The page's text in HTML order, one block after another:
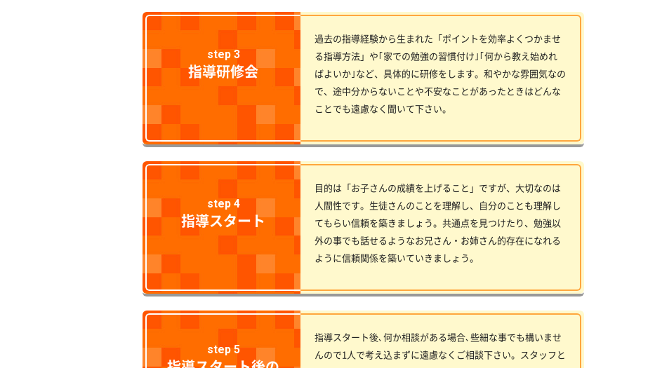
step 3
指導研修会
過去の指導経験から生まれた「ポイントを効率よくつかませ
る指導方法」や｢家での勉強の習慣付け｣｢何から教え始めれ
ばよいか｣など、具体的に研修をします。和やかな雰囲気なの
で、途中分からないことや不安なことがあったときはどんな
ことでも遠慮なく聞いて下さい。
step 4
指導スタート
目的は「お子さんの成績を上げること」ですが、大切なのは
人間性です。生徒さんのことを理解し、自分のことも理解し
てもらい信頼を築きましょう。共通点を見つけたり、勉強以
外の事でも話せるようなお兄さん・お姉さん的存在になれる
ように信頼関係を築いていきましょう。
step 5
指導スタート後､何か相談がある場合､些細な事でも構いませ
んので1人で考え込まずに遠慮なくご相談下さい。スタッフと